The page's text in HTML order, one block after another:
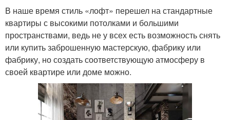
В наше время стиль «лофт» перешел на стандартные
квартиры с высокими потолками и большими
пространствами, ведь не у всех есть возможность снять
или купить заброшенную мастерскую, фабрику или
фабрику, но создать соответствующую атмосферу в
своей квартире или доме можно.